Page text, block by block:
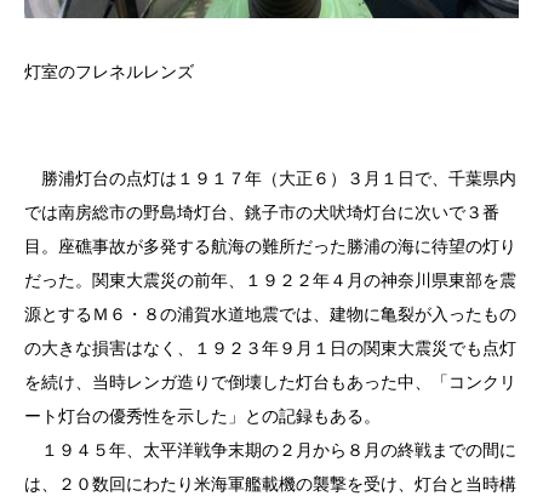
灯室のフレネルレンズ
勝浦灯台の点灯は１９１７年（大正６）３月１日で、千葉県内
では南房総市の野島埼灯台、銚子市の犬吠埼灯台に次いで３番
目。座礁事故が多発する航海の難所だった勝浦の海に待望の灯り
だった。関東大震災の前年、１９２２年４月の神奈川県東部を震
源とするＭ６・８の浦賀水道地震では、建物に亀裂が入ったもの
の大きな損害はなく、１９２３年９月１日の関東大震災でも点灯
を続け、当時レンガ造りで倒壊した灯台もあった中、「コンクリ
ート灯台の優秀性を示した」との記録もある。
１９４５年、太平洋戦争末期の２月から８月の終戦までの間に
は、２０数回にわたり米海軍艦載機の襲撃を受け、灯台と当時構